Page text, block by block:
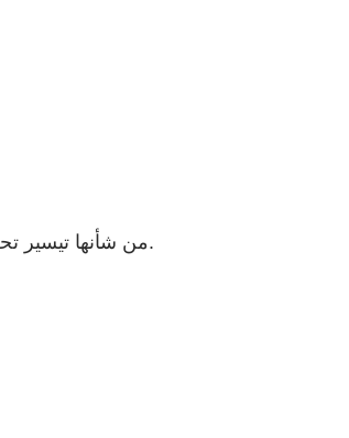
، وهي خدمة PayPal من شأنها تيسير تحصيل المدفوعات من عملائك - مباشرةً عند قيامهم بتعبئة النماذج والتوقيع عليها.